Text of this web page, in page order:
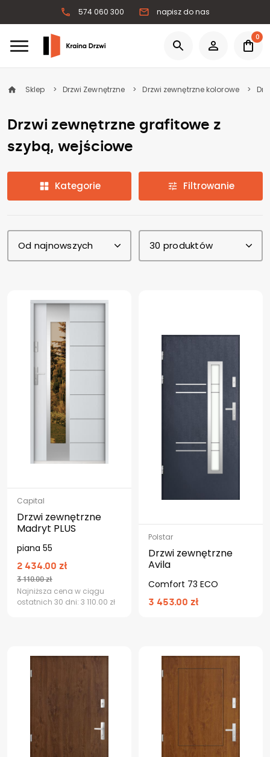
574 060 300 napisz do nas
0
Sklep Drzwi Zewnętrzne Drzwi zewnętrzne kolorowe
Drzwi zewnętrzne grafitowe z
szybą, wejściowe
Kategorie Filtrowanie
Od najnowszych 30 produktów
Capital
Drzwi zewnętrzne
Madryt PLUS
piana 55
2 434.00 zł
3 110.00 zł
Najniższa cena w ciągu
ostatnich 30 dni: 3 110.00 zł
Polstar
Drzwi zewnętrzne
Avila
Comfort 73 ECO
3 453.00 zł